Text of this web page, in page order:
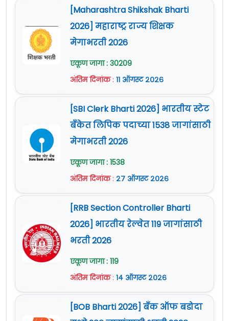
[Maharashtra Shikshak Bharti
2026] महाराष्ट्र राज्य शिक्षक
मेगाभरती 2026
एकूण जागा : 30209
अंतिम दिनांक : ११ ऑगस्ट २०२६
[SBI Clerk Bharti 2026] भारतीय स्टेट
बँकेत लिपिक पदाच्या 1538 जागांसाठी
मेगाभरती 2026
एकूण जागा : 1538
अंतिम दिनांक : २७ ऑगस्ट २०२६
[RRB Section Controller Bharti
2026] भारतीय रेल्वेत 119 जागांसाठी
भरती 2026
एकूण जागा : 119
अंतिम दिनांक : १४ ऑगस्ट २०२६
[BOB Bharti 2026] बँक ऑफ बडोदा